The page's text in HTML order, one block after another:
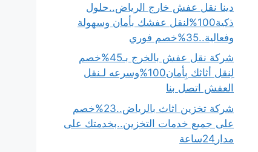
دينا نقل عفش خارج الرياض..حلول
ذكية100%لنقل عفشك بأمان وسهولة
وفعالية..35%خصم فوري
شركة نقل عفش بالخرج بـ45%خصم
لِنقل أثاثك بِأمان100%وسرعه لـنقل
العفش اتصل بنا
شركة تخزين اثاث بالرياض..23%خصم
على جميع خدمات التخزين..بخدمتك على
مدار24ساعة